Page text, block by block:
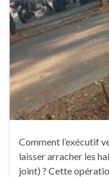
Comment l’exécutif
laisser arracher les
joint) ? Cette